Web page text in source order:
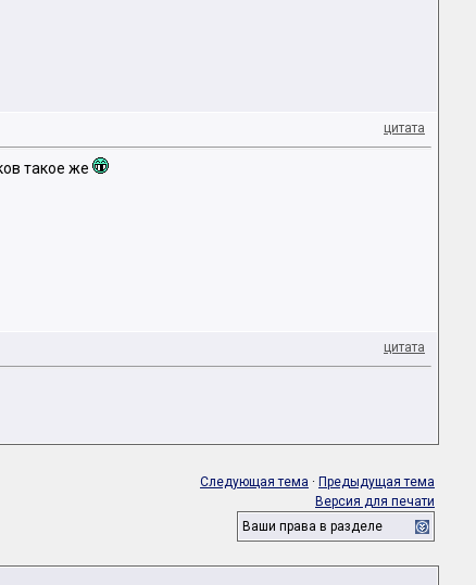
цитата
такое же
цитата
Следующая тема · Предыдущая тема
Версия для печати
Ваши права в разделе